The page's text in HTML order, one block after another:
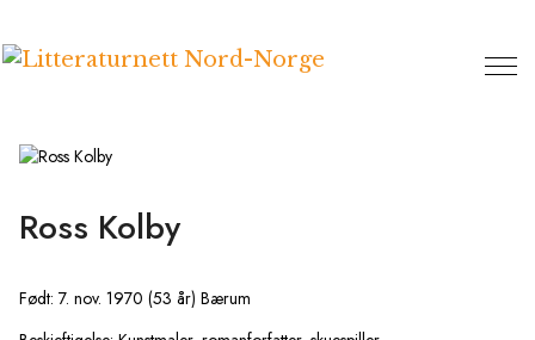
til
Ross Kolby
Født: 7. nov. 1970 (53 år) Bærum